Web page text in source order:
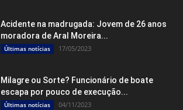
Acidente na madrugada: Jovem de 26 anos
moradora de Aral Moreira...
Últimas notícias 17/05/2023
Milagre ou Sorte? Funcionário de boate
escapa por pouco de execução...
Últimas notícias 04/11/2023